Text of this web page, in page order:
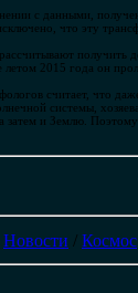
с данными,
что эту
получить
2015 года он
считает, что
системы,
затем и Землю.
Новости / Космос